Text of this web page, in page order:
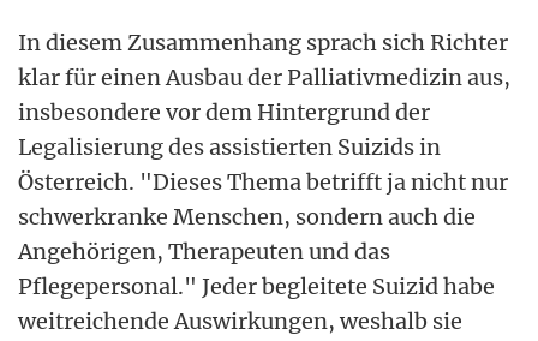
In diesem Zusammenhang sprach sich Richter
klar für einen Ausbau der Palliativmedizin aus,
insbesondere vor dem Hintergrund der
Legalisierung des assistierten Suizids in
Österreich. "Dieses Thema betrifft ja nicht nur
schwerkranke Menschen, sondern auch die
Angehörigen, Therapeuten und das
Pflegepersonal." Jeder begleitete Suizid habe
weitreichende Auswirkungen, weshalb sie